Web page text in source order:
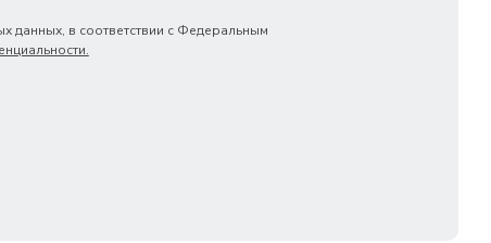
данных, в соответствии с Федеральным